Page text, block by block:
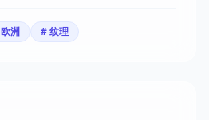
洲 # 纹理